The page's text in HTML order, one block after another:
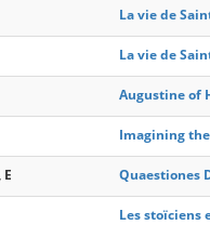
La vie de
La vie de
Augustine of
Imagining
Quaestiones
Les stoïciens